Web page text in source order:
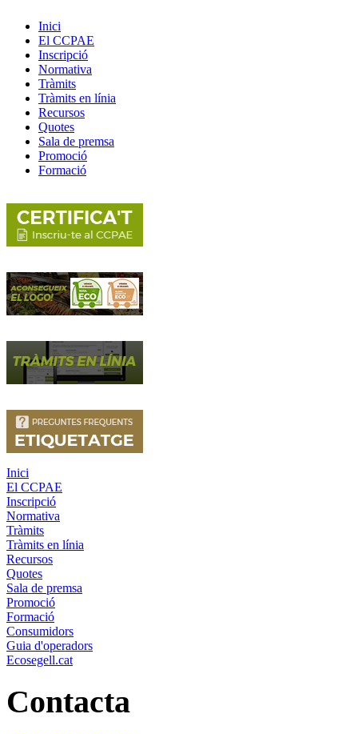
Inici
El CCPAE
Inscripció
Normativa
Tràmits
Tràmits en línia
Recursos
Quotes
Sala de premsa
Promoció
Formació
Inici
El CCPAE
Inscripció
Normativa
Tràmits
Tràmits en línia
Recursos
Quotes
Sala de premsa
Promoció
Formació
Consumidors
Guia d'operadors
Ecosegell.cat
Contacta